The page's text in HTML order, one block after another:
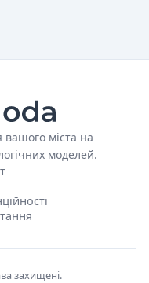
міста на
моделей.
захищені.